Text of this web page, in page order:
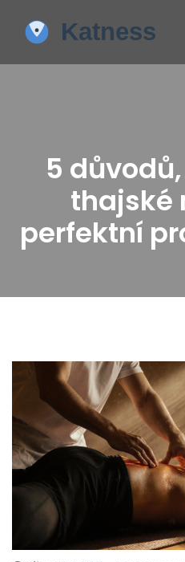
5
thajské
perfektní